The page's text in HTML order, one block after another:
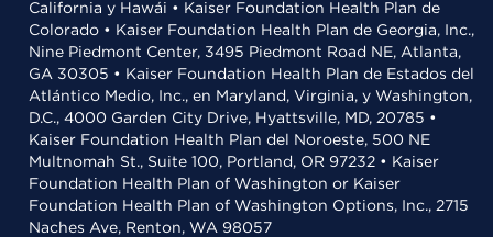
California y Hawái • Kaiser Foundation Health Plan de
Colorado • Kaiser Foundation Health Plan de Georgia, Inc.,
Nine Piedmont Center, 3495 Piedmont Road NE, Atlanta,
GA 30305 • Kaiser Foundation Health Plan de Estados del
Atlántico Medio, Inc., en Maryland, Virginia, y Washington,
D.C., 4000 Garden City Drive, Hyattsville, MD, 20785 •
Kaiser Foundation Health Plan del Noroeste, 500 NE
Multnomah St., Suite 100, Portland, OR 97232 • Kaiser
Foundation Health Plan of Washington or Kaiser
Foundation Health Plan of Washington Options, Inc., 2715
Naches Ave, Renton, WA 98057